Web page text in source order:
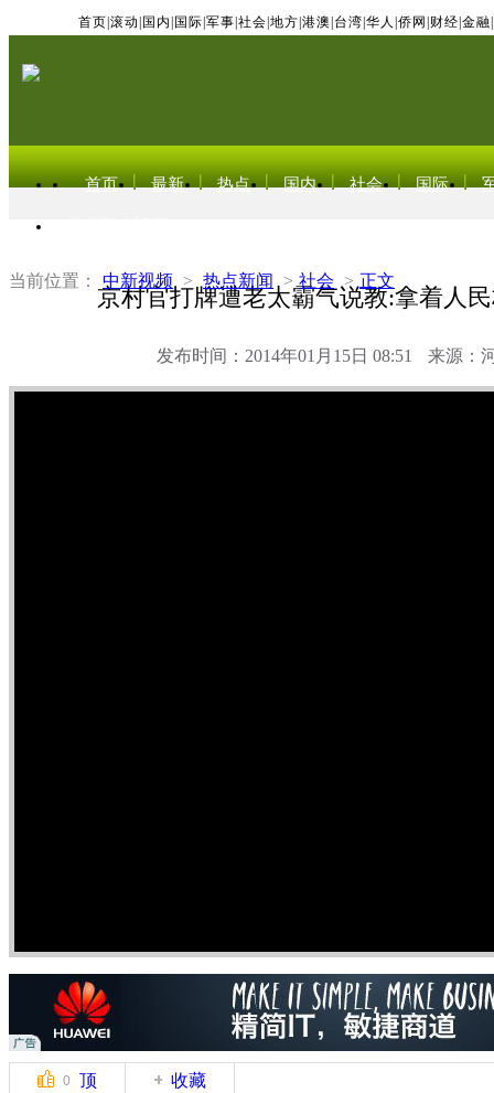
首页 滚动 国内 国际 军事 社会 地方 港澳 台湾 华人 侨网 财经 金融
首页 最新 热点 国内 社会 国际
当前位置： 中新视频 > 热点新闻 > 社会 > 正文
京村官打牌遭老太霸气说教:拿着人
发布时间：2014年01月15日 08:51 来源：
0 顶 收藏